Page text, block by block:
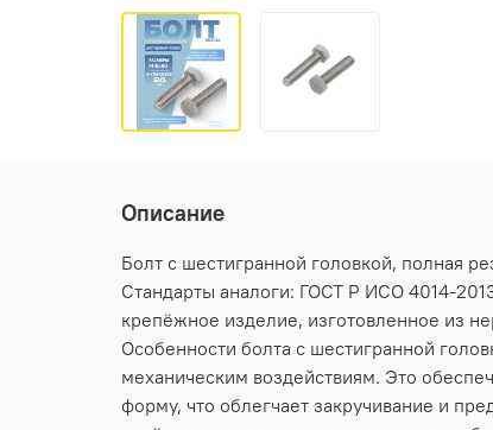
Описание
Болт с шестигранной головкой, полная
Стандарты аналоги: ГОСТ Р ИСО 4014-
крепёжное изделие, изготовленное из
Особенности болта с шестигранной
механическим воздействиям. Это
форму, что облегчает закручивание и